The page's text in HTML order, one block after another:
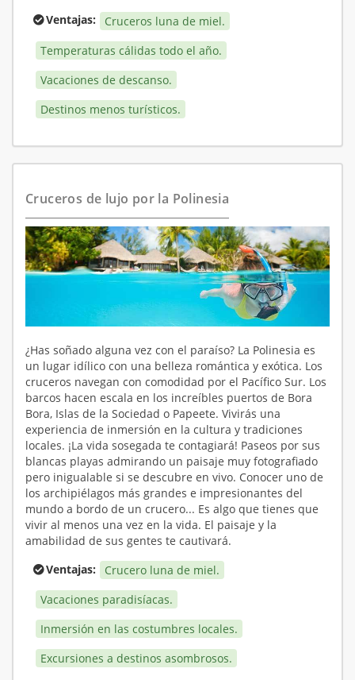
Ventajas:
Cruceros luna de miel.
Temperaturas cálidas todo el año.
Vacaciones de descanso.
Destinos menos turísticos.
Cruceros de lujo por la Polinesia
¿Has soñado alguna vez con el paraíso? La Polinesia es
un lugar idílico con una belleza romántica y exótica. Los
cruceros navegan con comodidad por el Pacífico Sur. Los
barcos hacen escala en los increíbles puertos de Bora
Bora, Islas de la Sociedad o Papeete. Vivirás una
experiencia de inmersión en la cultura y tradiciones
locales. ¡La vida sosegada te contagiará! Paseos por sus
blancas playas admirando un paisaje muy fotografiado
pero inigualable si se descubre en vivo. Conocer uno de
los archipiélagos más grandes e impresionantes del
mundo a bordo de un crucero... Es algo que tienes que
vivir al menos una vez en la vida. El paisaje y la
amabilidad de sus gentes te cautivará.
Ventajas:
Crucero luna de miel.
Vacaciones paradisíacas.
Inmersión en las costumbres locales.
Excursiones a destinos asombrosos.